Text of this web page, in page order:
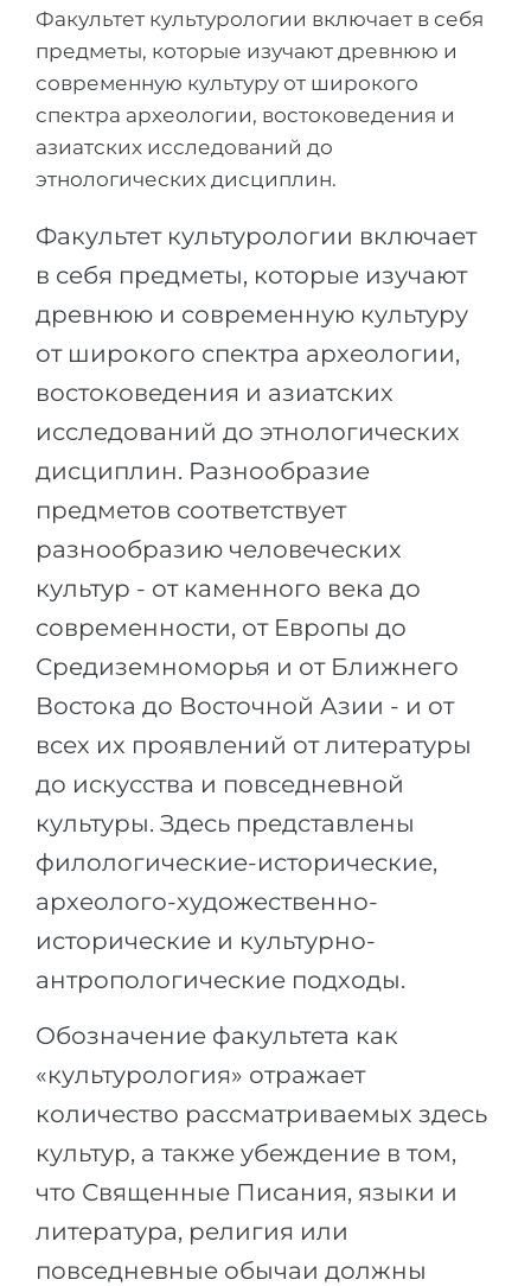
ПРОФЕССИИ
Профессии
Специальности
Примеры вакансий
КАРЬЕРНОЕ ОРИЕНТИРОВАНИЕ
Тест Голланда
Тест Карта Интересов
Тест RIASEC
Успехна
100%
Наши студенты успешно поступают
КОНСУЛЬТАЦИЯ!
ПОСТУПАЕМ НА...
Медицина
Инженерия
Физика
Россия
Украина
Казахстан
Азербайджан
Армения
Беларусь
Другая страна
Факультет культурологии включает в себя
предметы, которые изучают древнюю и
современную культуру от широкого
спектра археологии, востоковедения и
азиатских исследований до
этнологических дисциплин.
Факультет культурологии включает
в себя предметы, которые изучают
древнюю и современную культуру
от широкого спектра археологии,
востоковедения и азиатских
исследований до этнологических
дисциплин. Разнообразие
предметов соответствует
разнообразию человеческих
культур - от каменного века до
современности, от Европы до
Средиземноморья и от Ближнего
Востока до Восточной Азии - и от
всех их проявлений от литературы
до искусства и повседневной
культуры. Здесь представлены
филологические-исторические,
археолого-художественно-
исторические и культурно-
антропологические подходы.
Обозначение факультета как
«культурология» отражает
количество рассматриваемых здесь
культур, а также убеждение в том,
что Священные Писания, языки и
литература, религия или
повседневные обычаи должны